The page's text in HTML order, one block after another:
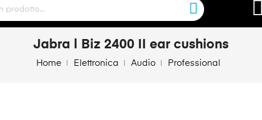
Jabra | Biz 2400 II ear cushions
Home Elettronica Audio Professional